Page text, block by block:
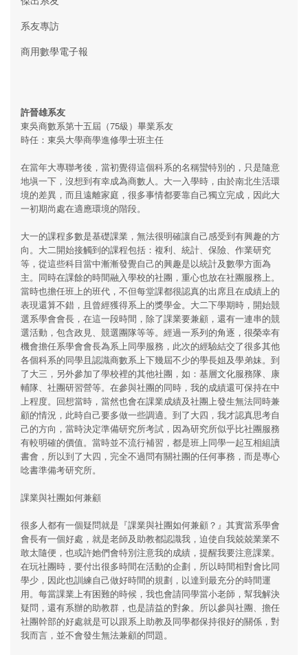
系友專訪
商用數學電子報
許晉雄系友
東吳商數系第十五屆（75級）畢業系友
時任：東吳大學商學進修學士班主任
在當年大專聯考後，當初覺得這個科系的名稱蠻特別的，只是隨意
地塡一下，沒想到有幸成為商數人。大一入學時，由於南北生活環
境的差異，而且遠離家庭，很多事情都要靠自己獨立完成，因此大
一初期尚處在適應環境的階段。
大一的課程多數是基礎課業，無法很明確讓自己感受到有興趣的方
向。大二開始接觸到的課程包括：複利、統計、保險、作業研究
等，從這些科目當中漸漸發覺自己的興趣是以統計及數學方面為
主。同時在課餘的時間融入學校的社團，重心也放在社團服務上。
當時也擔任班上的班代，不但每堂課都很認真的出席且在成績上的
表現還算不錯，且曾經獲得系上的獎學金。大二下學期時，開始競
選系學會會長，在這一段時間，除了課業要兼顧，還有一連串的競
選活動，包含政見、競選團隊等等。經過一系列的角逐，很榮幸有
機會擔任系學會會長為系上同學服務，此次的經驗結交了很多其他
各個科系的同學且認識商數系上下幾屆不少的學長姐及學弟妹。到
了大三，另外參加了學校裡的其他社團，如：基層文化服務隊、康
輔隊、社團研習營等。在參與社團的同時，我的成績還可保持在中
上程度。回想當時，當然也會在課業成績及社團上發生無法同時兼
顧的情況，此時自己要多做一些調適。到了大四，我才認真思考自
己的方向，當時決定準備研究所考試，因為研究所似乎比社團服務
有較明確的價值。當時並不流行補習，都是班上同學一起互相組讀
書會，所以到了大四，完全不過問有關社團的任何事務，而是專心
唸書準備考研究所。
課業與社團如何兼顧
很多人都有一個疑問就是『課業與社團如何兼顧？』其實當系學會
會長有一個好處，就是老師及助教都認識我，迫使自我兢兢業業不
敢太隨便，也或許她們會特別注意我的成績，提醒我要注意課業。
在玩社團時，要付出很多時間在活動的企劃，所以時間相對會比同
學少，因此也訓練自己做好時間的規劃，以達到最充分的時間運
用。每當課業上有困難的時候，我也會請同學當小老師，幫我解決
疑問，還有系辦的助教群，也是請益的對象。所以參與社團、擔任
社團幹部的好處就是可以跟系上助教及同學都保持很好的關係，對
我而言，並不會發生無法兼顧的問題。